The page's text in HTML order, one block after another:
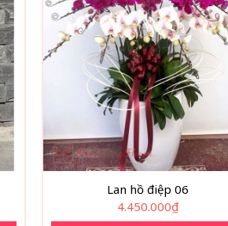
Lan hồ điệp 06
4.450.000₫